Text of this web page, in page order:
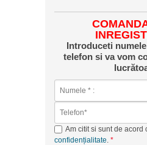
Introduceti
telefon si va vom
Am citit si sunt de acord
confidențialitate